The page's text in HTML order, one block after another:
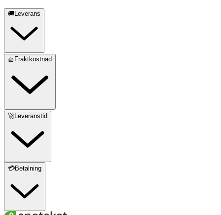
🚚Leverans
🧺Fraktkostnad
🚀Leveranstid
💳Betalning